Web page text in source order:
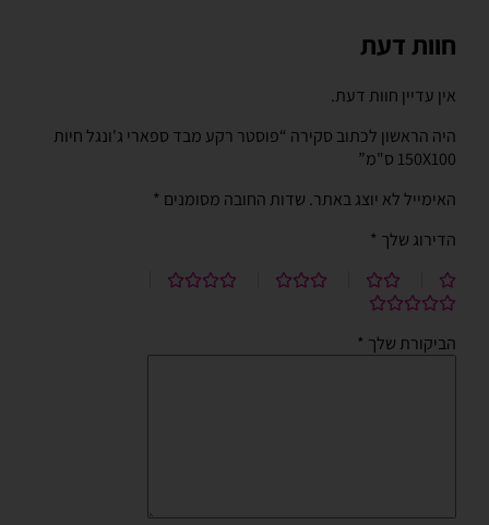
חוות דעת
אין עדיין חוות דעת.
היה הראשון לכתוב סקירה “פוסטר רקע מבד ספארי ג'ונגל חיות
150X100 ס"מ”
האימייל לא יוצג באתר. שדות החובה מסומנים *
הדירוג שלך *
הביקורת שלך *